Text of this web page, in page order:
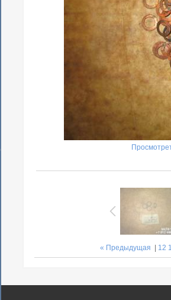
« Предыдущая 12